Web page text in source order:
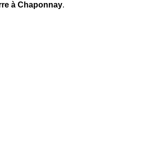
à Chaponnay.